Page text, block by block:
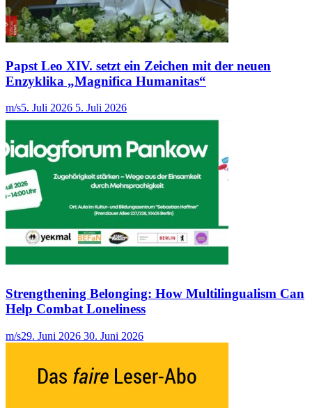
Papst Leo XIV. setzt ein Zeichen mit der neuen
Enzyklika „Magnifica Humanitas“
m/s5. Juli 2026 5. Juli 2026
Strengthening Belonging: How Multilingualism Can
Help Combat Loneliness
m/s29. Juni 2026 30. Juni 2026